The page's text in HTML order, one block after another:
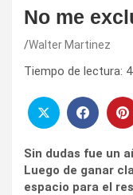
No me
Walter Martinez
Tiempo de lectura: 4
Sin dudas fue un
Luego de ganar
espacio para el